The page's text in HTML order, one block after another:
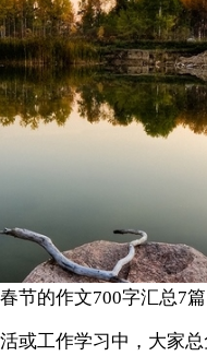
春节的作文700字汇总7篇
或工作学习中，大家